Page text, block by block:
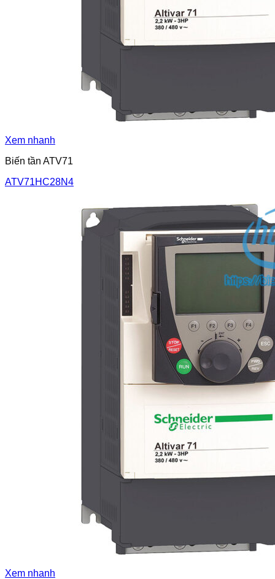
Xem nhanh
Biến tần ATV71
ATV71HC28N4
Xem nhanh